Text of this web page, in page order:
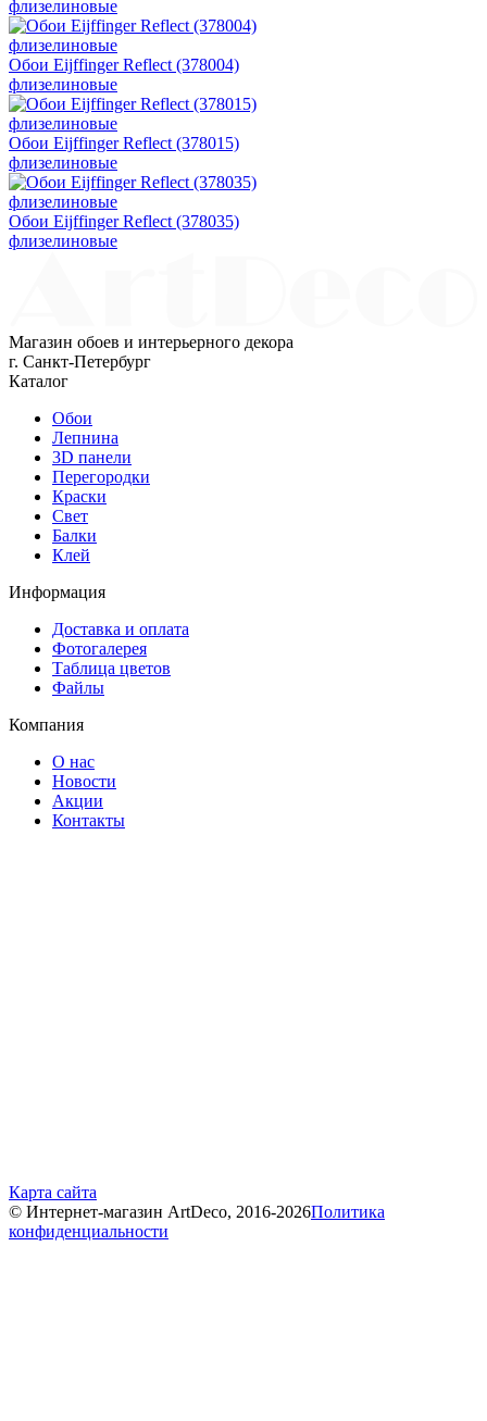
флизелиновые
Обои Eijffinger Reflect (378004)
флизелиновые
Обои Eijffinger Reflect (378015)
флизелиновые
Обои Eijffinger Reflect (378035)
флизелиновые
Магазин обоев и интерьерного декора
г. Санкт-Петербург
Каталог
Обои
Лепнина
3D панели
Перегородки
Краски
Свет
Балки
Клей
Информация
Доставка и оплата
Фотогалерея
Таблица цветов
Файлы
Компания
О нас
Новости
Акции
Контакты
Карта сайта
© Интернет-магазин ArtDeco, 2016-2026Политика
конфиденциальности